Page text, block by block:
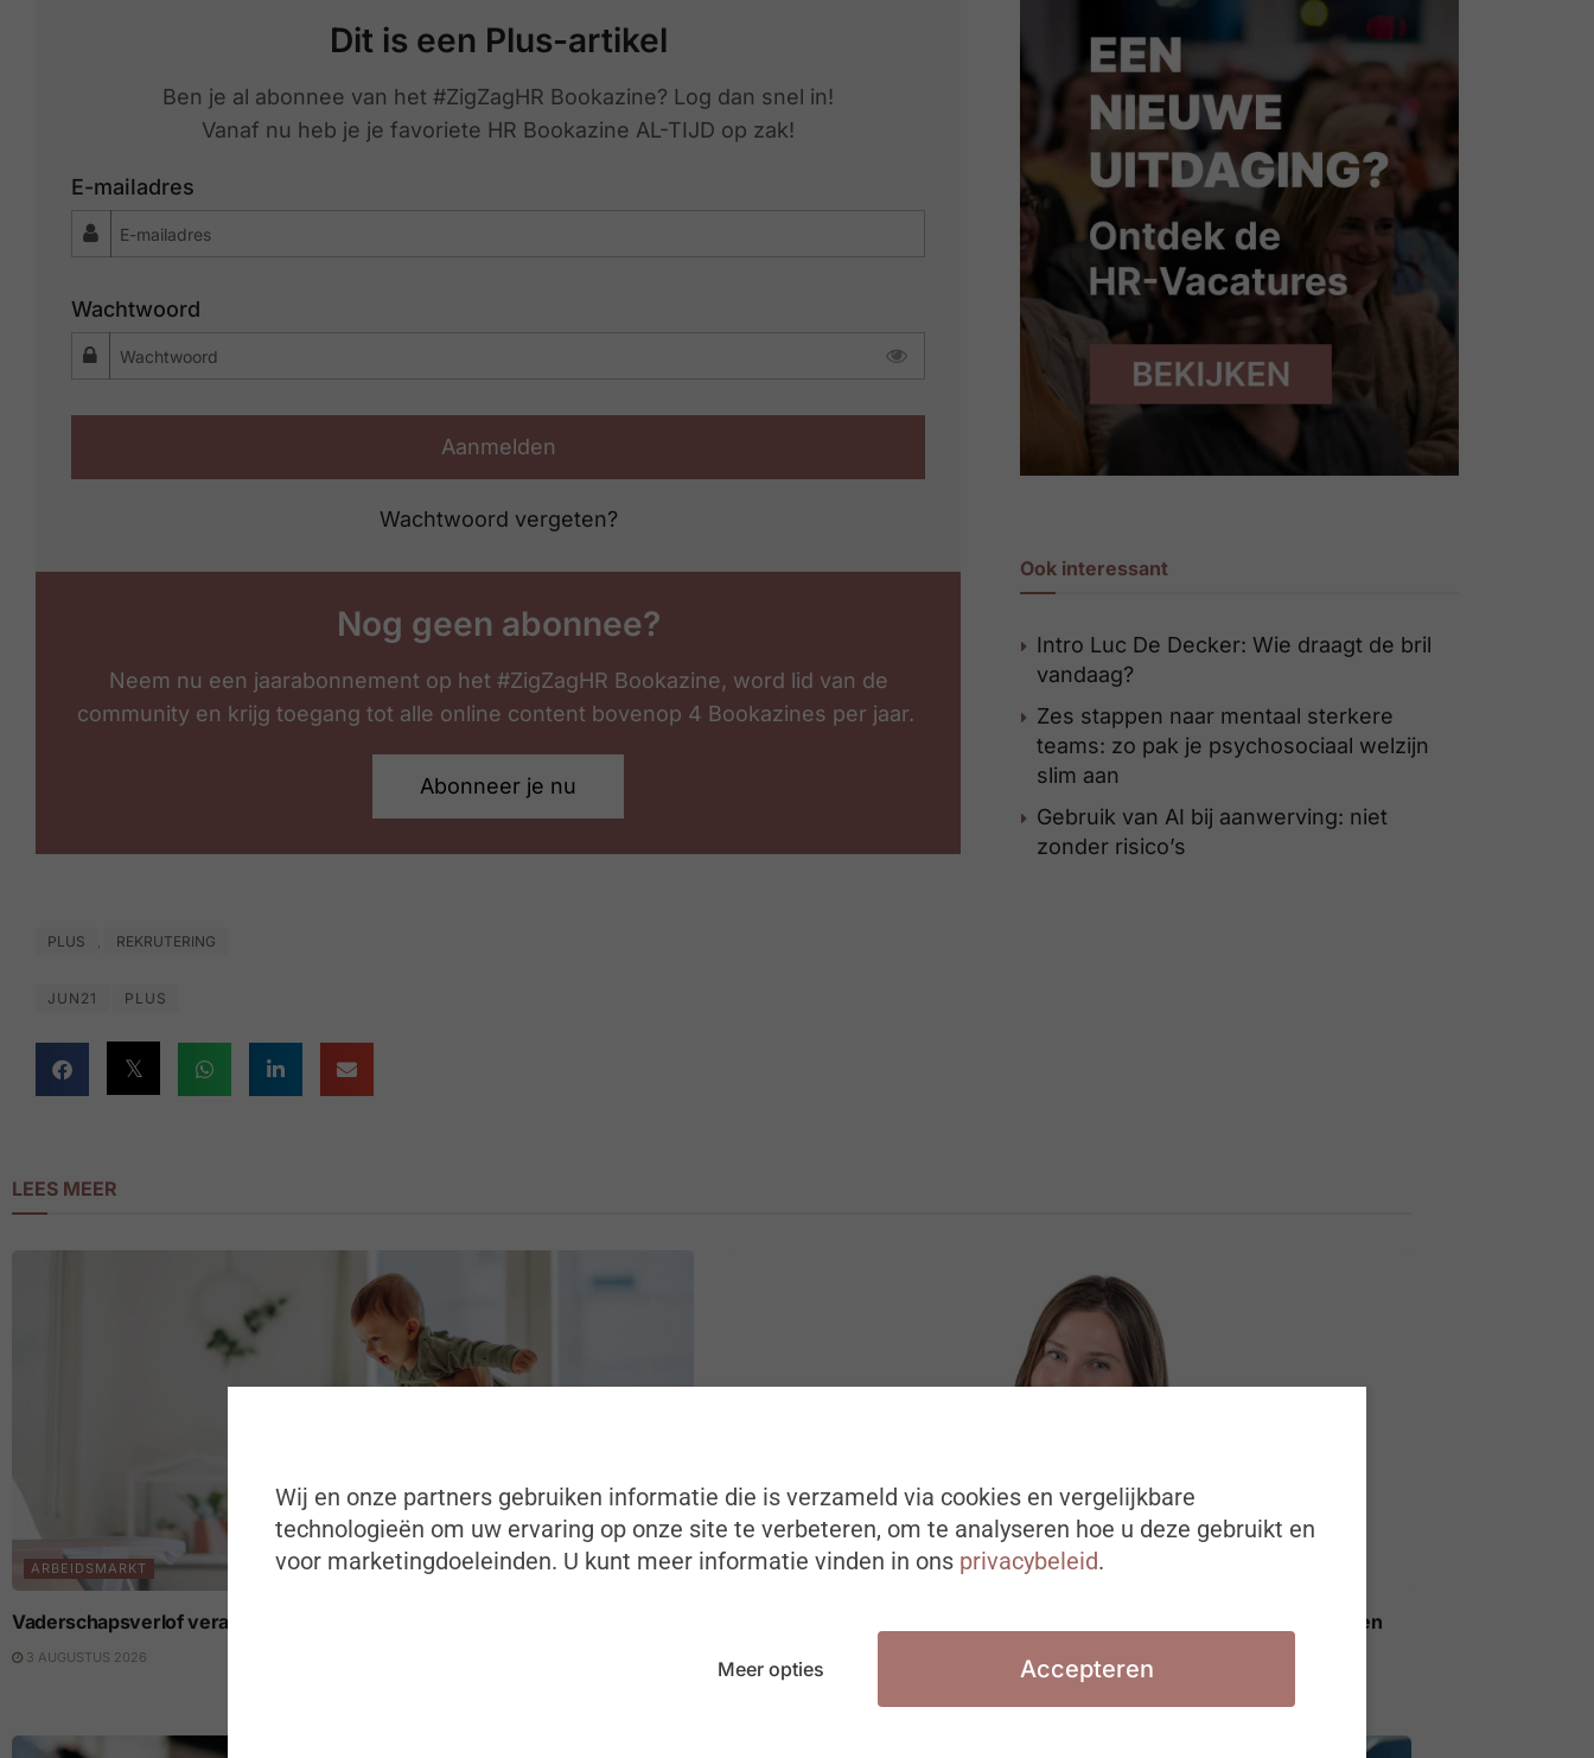
Dit is een Plus-artikel
Ben je al abonnee van het #ZigZagHR Bookazine? Log dan snel in!
Vanaf nu heb je je favoriete HR Bookazine AL-TIJD op zak!
E-mailadres
Wachtwoord
Aanmelden
Wachtwoord vergeten?
Nog geen abonnee?
Neem nu een jaarabonnement op het #ZigZagHR Bookazine, word lid van de
community en krijg toegang tot alle online content bovenop 4 Bookazines per jaar.
Abonneer je nu
PLUS , REKRUTERING
JUN21 PLUS
Ook interessant
Intro Luc De Decker: Wie draagt de bril
vandaag?
Zes stappen naar mentaal sterkere
teams: zo pak je psychosociaal welzijn
slim aan
Gebruik van AI bij aanwerving: niet
zonder risico’s
LEES MEER
ARBEIDSMARKT
Vaderschapsverlof verandert de loopbaan van beide partners
3 AUGUSTUS 2026
DIGITALISERING EN AI
Europese AI Act: nieuwe transparantieregels voor AI op het werk gelden
3 AUGUSTUS 2026
Wij en onze partners gebruiken informatie die is verzameld via cookies en vergelijkbare
technologieën om uw ervaring op onze site te verbeteren, om te analyseren hoe u deze gebruikt en
voor marketingdoeleinden. U kunt meer informatie vinden in ons privacybeleid.
Meer opties Accepteren